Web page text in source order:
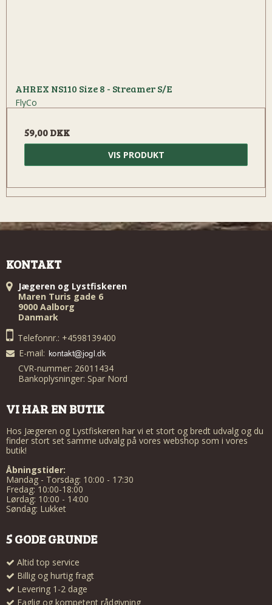
AHREX NS110 Size 8 - Streamer S/E
FlyCo
59,00 DKK
VIS PRODUKT
KONTAKT
Jægeren og Lystfiskeren
Maren Turis gade 6
9000 Aalborg
Danmark
Telefonnr.: +4598139400
E-mail:
CVR-nummer: 26011434
Bankoplysninger: Spar Nord
VI HAR EN BUTIK
Hos Jægeren og Lystfiskeren har vi et stort og bredt udvalg og du
finder stort set samme udvalg på vores webshop som i vores
butik!
Åbningstider:
Mandag - Torsdag: 10:00 - 17:30
Fredag: 10:00-18:00
Lørdag: 10:00 - 14:00
Søndag: Lukket
5 GODE GRUNDE
Altid top service
Billig og hurtig fragt
Levering 1-2 dage
Faglig og kompetent rådgivning